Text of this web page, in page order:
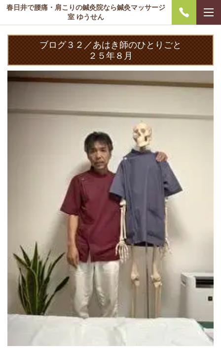
春日井で腰痛・肩こりの鍼灸院なら鍼灸マッサージ
室 ゆうせん
ブログ３２／あはき師のひとりごと
２５年８月